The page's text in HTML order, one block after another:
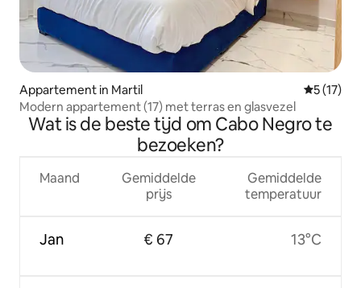
Appartement in Martil
5 (17)
Modern appartement (17) met terras en glasvezel
Wat is de beste tijd om Cabo Negro te
bezoeken?
Maand
Jan
Gemiddelde
prijs
€ 67
Gemiddelde
temperatuur
13°C